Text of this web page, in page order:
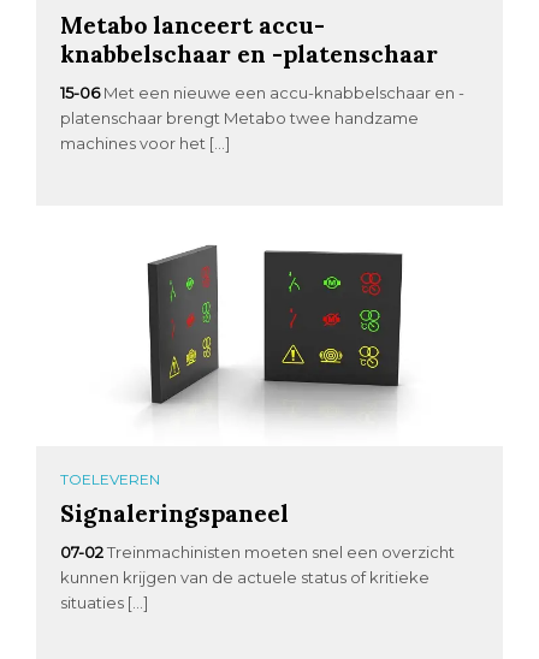
Metabo lanceert accu-
knabbelschaar en -platenschaar
15-06 Met een nieuwe een accu-knabbelschaar en -
platenschaar brengt Metabo twee handzame
machines voor het […]
TOELEVEREN
Signaleringspaneel
07-02 Treinmachinisten moeten snel een overzicht
kunnen krijgen van de actuele status of kritieke
situaties […]